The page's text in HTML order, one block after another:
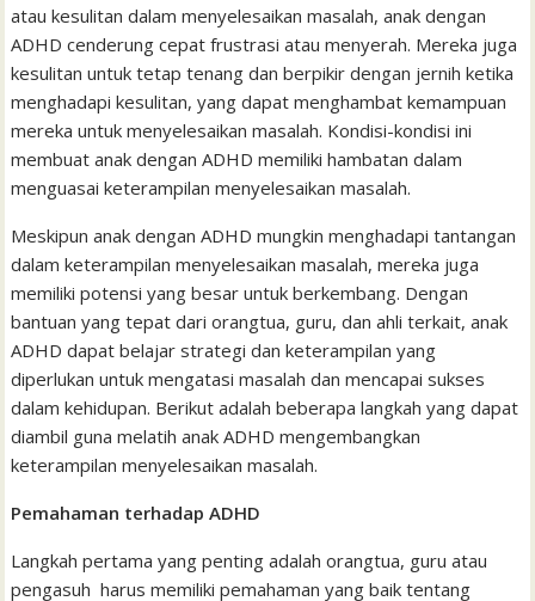
atau kesulitan dalam menyelesaikan masalah, anak dengan
ADHD cenderung cepat frustrasi atau menyerah. Mereka juga
kesulitan untuk tetap tenang dan berpikir dengan jernih ketika
menghadapi kesulitan, yang dapat menghambat kemampuan
mereka untuk menyelesaikan masalah. Kondisi-kondisi ini
membuat anak dengan ADHD memiliki hambatan dalam
menguasai keterampilan menyelesaikan masalah.
Meskipun anak dengan ADHD mungkin menghadapi tantangan
dalam keterampilan menyelesaikan masalah, mereka juga
memiliki potensi yang besar untuk berkembang. Dengan
bantuan yang tepat dari orangtua, guru, dan ahli terkait, anak
ADHD dapat belajar strategi dan keterampilan yang
diperlukan untuk mengatasi masalah dan mencapai sukses
dalam kehidupan. Berikut adalah beberapa langkah yang dapat
diambil guna melatih anak ADHD mengembangkan
keterampilan menyelesaikan masalah.
Pemahaman terhadap ADHD
Langkah pertama yang penting adalah orangtua, guru atau
pengasuh harus memiliki pemahaman yang baik tentang